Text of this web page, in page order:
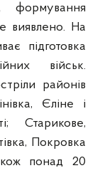
формування
виявлено. На
підготовка
військ.
районів
Єліне і
Старикове,
Покровка
понад 20